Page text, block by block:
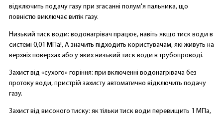
відключить подачу газу при згасанні полум'я пальника, що
повністю виключає витік газу.
Низький тиск води: водонагрівач працює, навіть якщо тиск води в
системі 0,01 МПа!, А значить підходить користувачам, які живуть на
верхніх поверхах або у яких низький тиск води в трубопроводі.
Захист від «сухого» горіння: при включенні водонагрівача без
протоку води, пристрій захисту автоматично відключить подачу
газу.
Захист від високого тиску: як тільки тиск води перевищить 1 МПа,